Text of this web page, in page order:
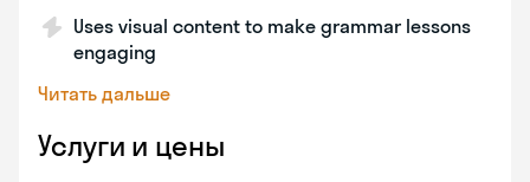
Uses visual content to make grammar lessons
engaging
Читать дальше
Услуги и цены